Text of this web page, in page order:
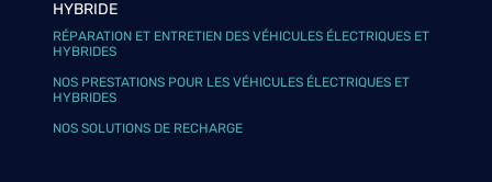
HYBRIDE
RÉPARATION ET ENTRETIEN DES VÉHICULES ÉLECTRIQUES ET
HYBRIDES
NOS PRESTATIONS POUR LES VÉHICULES ÉLECTRIQUES ET
HYBRIDES
NOS SOLUTIONS DE RECHARGE